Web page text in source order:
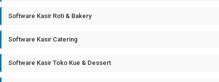
Software Kasir Roti & Bakery
Software Kasir Catering
Software Kasir Toko Kue & Dessert